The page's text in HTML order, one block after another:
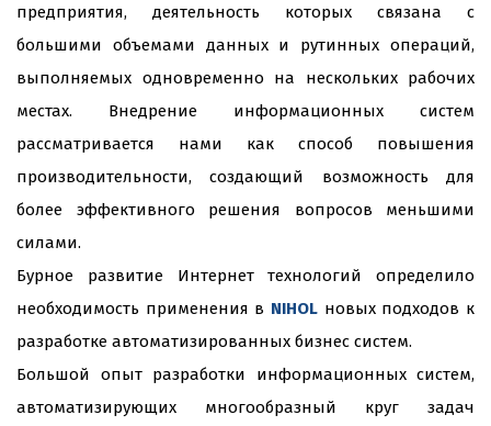
предприятия, деятельность которых связана с
большими объемами данных и рутинных операций,
выполняемых одновременно на нескольких рабочих
местах. Внедрение информационных систем
рассматривается нами как способ повышения
производительности, создающий возможность для
более эффективного решения вопросов меньшими
силами.
Бурное развитие Интернет технологий определило
необходимость применения в NIHOL новых подходов к
разработке автоматизированных бизнес систем.
Большой опыт разработки информационных систем,
автоматизирующих многообразный круг задач